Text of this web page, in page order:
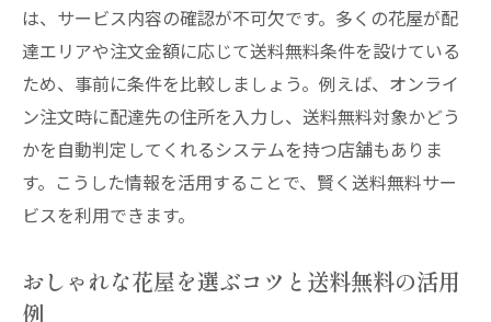
配達無料の花屋で手軽に季節の花を楽しむ
コツ
おしゃれな花屋で送料無料を賢く使う秘訣
花屋選びはおしゃれさと送料無料で決める
のが賢い
西宮の花屋でセンス良く送料無料を活用す
安くておしゃれな花屋の特徴と見分け方
は、サービス内容の確認が不可欠です。多くの花屋が配
達エリアや注文金額に応じて送料無料条件を設けている
ため、事前に条件を比較しましょう。例えば、オンライ
ン注文時に配達先の住所を入力し、送料無料対象かどう
かを自動判定してくれるシステムを持つ店舗もありま
す。こうした情報を活用することで、賢く送料無料サー
ビスを利用できます。
おしゃれな花屋を選ぶコツと送料無料の活用
例